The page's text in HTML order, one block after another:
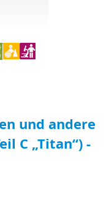
und andere
C „Titan“) -